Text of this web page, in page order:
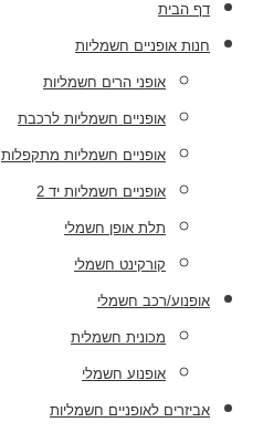
דף הבית
חנות אופניים חשמליות
אופני הרים חשמליות
אופניים חשמליות לרכבת
אופניים חשמליות מתקפלות
אופניים חשמליות יד 2
תלת אופן חשמלי
קורקינט חשמלי
אופנוע/רכב חשמלי
מכונית חשמלית
אופנוע חשמלי
אביזרים לאופניים חשמליות